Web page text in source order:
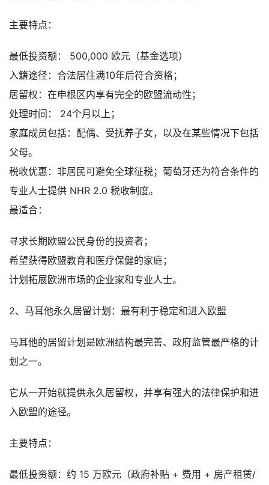
主要特点：
最低投资额： 500,000 欧元（基金选项）
入籍途径：合法居住满10年后符合资格；
居留权：在申根区内享有完全的欧盟流动性；
处理时间： 24个月以上；
家庭成员包括：配偶、受抚养子女，以及在某些情况下包括
父母。
税收优惠：非居民可避免全球征税；葡萄牙还为符合条件的
专业人士提供 NHR 2.0 税收制度。
最适合：
寻求长期欧盟公民身份的投资者；
希望获得欧盟教育和医疗保健的家庭；
计划拓展欧洲市场的企业家和专业人士。
2、马耳他永久居留计划：最有利于稳定和进入欧盟
马耳他的居留计划是欧洲结构最完善、政府监管最严格的计
划之一。
它从一开始就提供永久居留权，并享有强大的法律保护和进
入欧盟的途径。
主要特点：
最低投资额：约 15 万欧元（政府补贴 + 费用 + 房产租赁/